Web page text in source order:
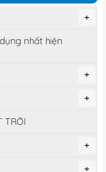
+
nhất hiện
+
+
TRỜI
+
+